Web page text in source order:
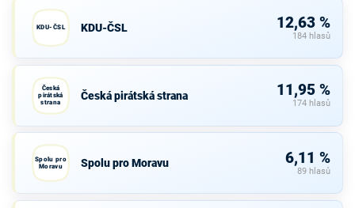
KDU-ČSL KDU-ČSL 12,63 %
184 hlasů
Česká
pirátská
strana
Česká pirátská strana 11,95 %
174 hlasů
Spolu pro
Moravu
Spolu pro Moravu 6,11 %
89 hlasů